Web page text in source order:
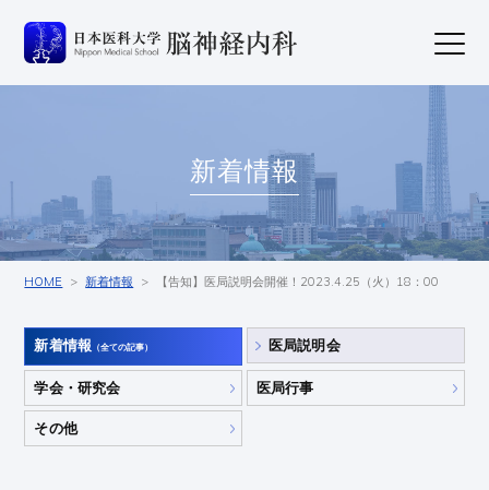
新着情報
HOME 新着情報 【告知】医局説明会開催！2023.4.25（火）18：00
新着情報 （全ての記事） 医局説明会
学会・研究会 医局行事
その他